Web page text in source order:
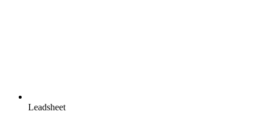
Leadsheet